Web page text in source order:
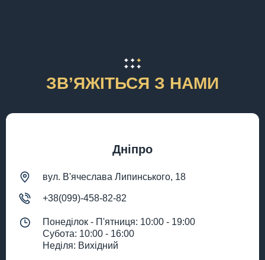
ЗВʼЯЖІТЬСЯ З НАМИ
Дніпро
вул. В'ячеслава Липинського, 18
+38(099)-458-82-82
Понеділок - П'ятниця: 10:00 - 19:00
Субота: 10:00 - 16:00
Неділя: Вихідний